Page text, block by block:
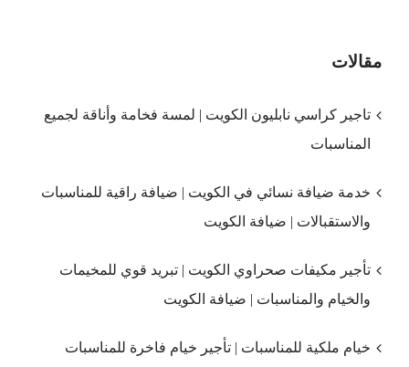
مقالات
تاجير كراسي نابليون الكويت | لمسة فخامة وأناقة لجميع
المناسبات
خدمة ضيافة نسائي في الكويت | ضيافة راقية للمناسبات
والاستقبالات | ضيافة الكويت
تأجير مكيفات صحراوي الكويت | تبريد قوي للمخيمات
والخيام والمناسبات | ضيافة الكويت
خيام ملكية للمناسبات | تأجير خيام فاخرة للمناسبات